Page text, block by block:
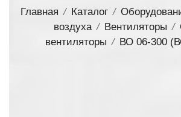
Главная / Каталог /
воздуха / Вентиляторы /
вентиляторы / ВО 06-300